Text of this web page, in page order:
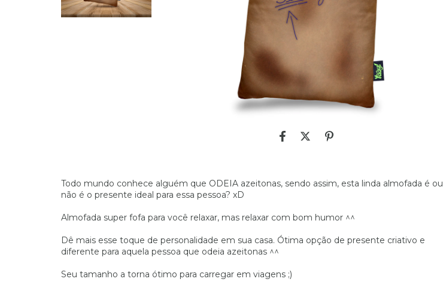
Todo mundo conhece alguém que ODEIA azeitonas, sendo assim, esta linda almofada é ou
não é o presente ideal para essa pessoa? xD
Almofada super fofa para você relaxar, mas relaxar com bom humor ^^
Dê mais esse toque de personalidade em sua casa. Ótima opção de presente criativo e
diferente para aquela pessoa que odeia azeitonas ^^
Seu tamanho a torna ótimo para carregar em viagens ;)